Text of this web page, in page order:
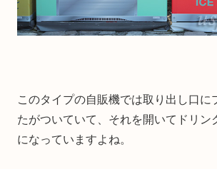
このタイプの自販機では取り出し口に
たがついていて、それを開いてドリン
になっていますよね。